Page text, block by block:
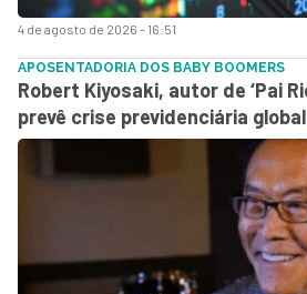
4 de agosto de 2026 - 16:51
APOSENTADORIA DOS BABY BOOMERS
Robert Kiyosaki, autor de ‘Pai
prevê crise previdenciária global